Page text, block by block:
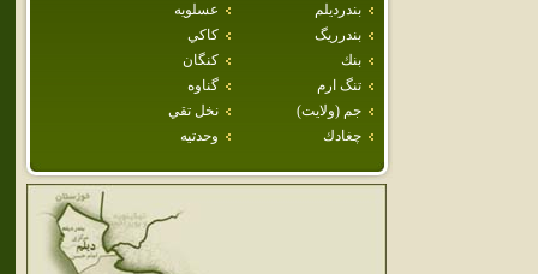
بندرديلم
عسلويه
بندرريگ
كاكي
بنك
كنگان
تنگ ارم
گناوه
جم (ولايت)
نخل تقي
چغادك
وحدتيه